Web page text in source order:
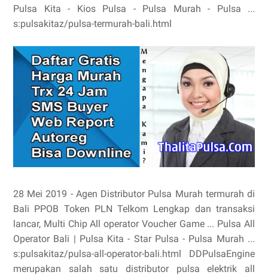
Pulsa Kita - Kios Pulsa - Pulsa Murah - Pulsa ...
s:pulsakitaz/pulsa-termurah-bali.html
28 Mei 2019 - Agen Distributor Pulsa Murah termurah di
Bali PPOB Token PLN Telkom Lengkap dan transaksi
lancar, Multi Chip All operator Voucher Game ... Pulsa All
Operator Bali | Pulsa Kita - Star Pulsa - Pulsa Murah ...
s:pulsakitaz/pulsa-all-operator-bali.html DDPulsaEngine
merupakan salah satu distributor pulsa elektrik all